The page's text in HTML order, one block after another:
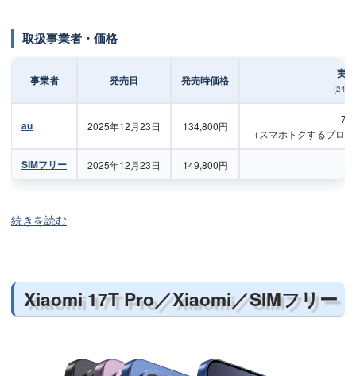
取扱事業者・価格
事業者 発売日 発売時価格 実
(24ヶ
au 2025年12月23日 134,800円
（スマホトクするプロ
SIMフリー 2025年12月23日 149,800円
続きを読む
Xiaomi 17T Pro／Xiaomi／SIMフリー